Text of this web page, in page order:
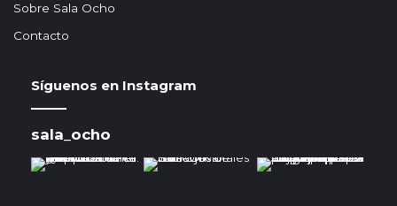
Sobre Sala Ocho
Contacto
Síguenos en Instagram
sala_ocho